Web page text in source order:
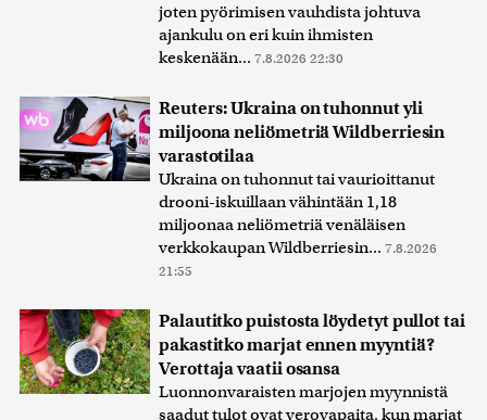
joten pyörimisen vauhdista johtuva
ajankulu on eri kuin ihmisten
keskenään... 7.8.2026 22:30
Reuters: Ukraina on tuhonnut yli
miljoona neliömetriä Wildberriesin
varastotilaa
Ukraina on tuhonnut tai vaurioittanut
drooni-iskuillaan vähintään 1,18
miljoonaa neliömetriä venäläisen
verkkokaupan Wildberriesin... 7.8.2026
21:55
Palautitko puistosta löydetyt pullot tai
pakastitko marjat ennen myyntiä?
Verottaja vaatii osansa
Luonnonvaraisten marjojen myynnistä
saadut tulot ovat verovapaita, kun marjat